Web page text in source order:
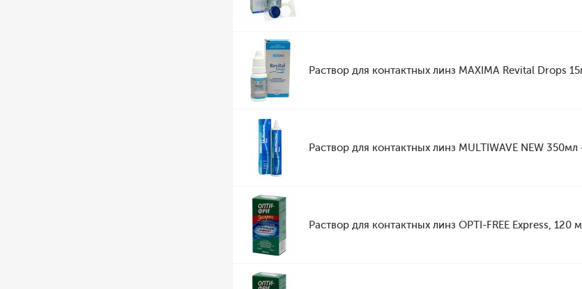
Раствор для контактных линз MAXIMA Revital Drops
Раствор для контактных линз MULTIWAVE NEW
Раствор для контактных линз OPTI-FREE Express, 120